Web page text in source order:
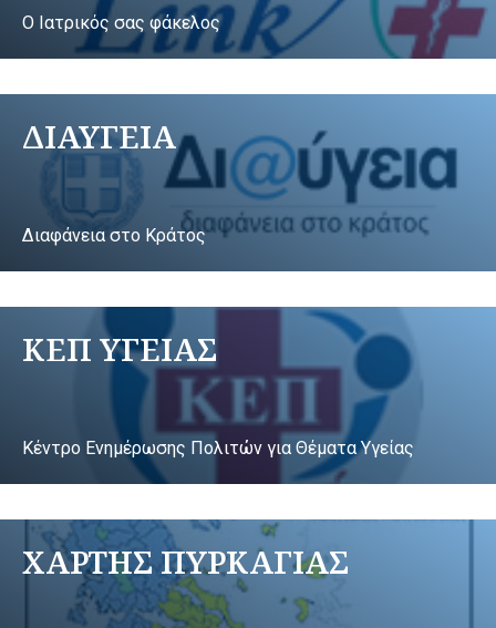
Ο Ιατρικός σας φάκελος
ΔΙΑΥΓΕΙΑ
Διαφάνεια στο Κράτος
ΚΕΠ ΥΓΕΙΑΣ
Κέντρο Ενημέρωσης Πολιτών για Θέματα Υγείας
ΧΑΡΤΗΣ ΠΥΡΚΑΓΙΑΣ